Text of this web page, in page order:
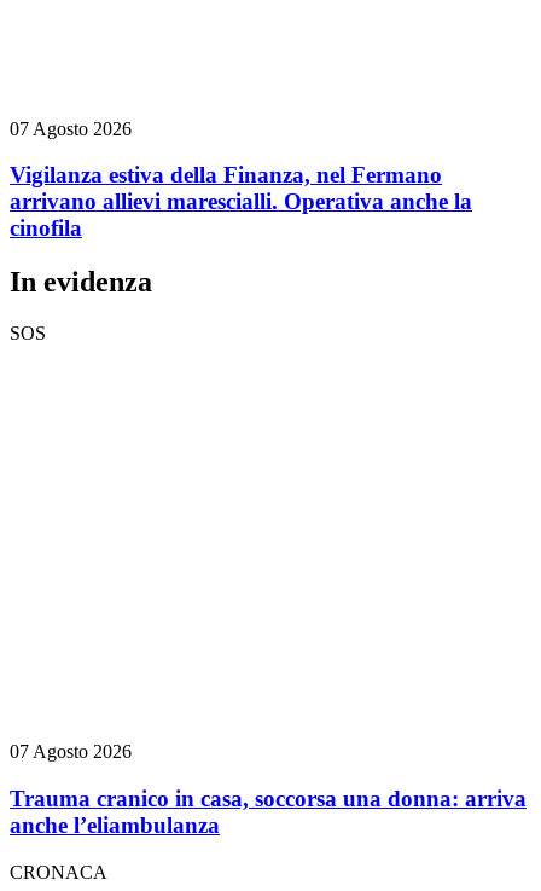
07 Agosto 2026
Vigilanza estiva della Finanza, nel Fermano
arrivano allievi marescialli. Operativa anche la
cinofila
In evidenza
SOS
07 Agosto 2026
Trauma cranico in casa, soccorsa una donna: arriva
anche l’eliambulanza
CRONACA